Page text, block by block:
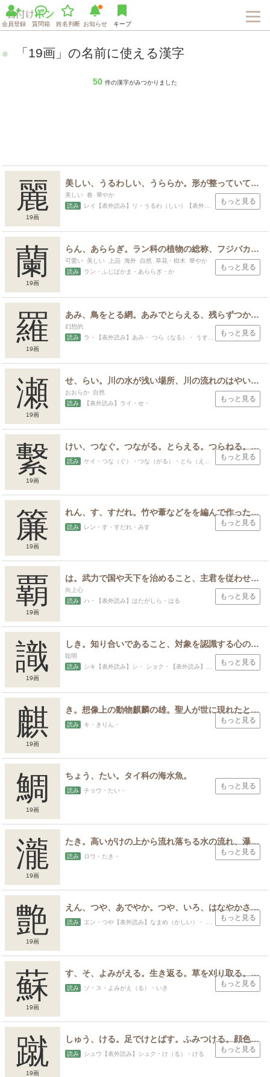
会員登録 質問箱 姓名判断 お知らせ キープ
「19画」の名前に使える漢字
50 件の漢字がみつかりました
麗
19画
美しい、うるわしい、うららか。形が整っていて美しい。かわいらしい。連なる、並ぶ。仲が良い、親しい。そろい、そろう、対になる。
美しい 春 華やか
読み
レイ【表外読み】リ・うるわ（しい）【表外読み】うら（ら）・ うら（らか）・ なら（ぶ）・ つら（なる）・あき・あきら・うらら・うらら・つぐ・つら・よし・より・れ・かず
もっと見る
蘭
19画
らん、あららぎ。ラン科の植物の総称、フジバカマの古名、家紋のひとつ、オランダの略語。蘭のように立派で気品のあるさまを指す。
可愛い 美しい 上品 海外 自然 草花・樹木 華やか
読み
ラン・ふじばかま・あららぎ・か
もっと見る
羅
19画
あみ、鳥をとる網。あみでとらえる、残らずつかみとる。連なる、並べる。薄い絹の織物、うすもの。
幻想的
読み
ラ・【表外読み】あみ・ つら（なる）・ うすぎぬ・
もっと見る
瀬
19画
せ、らい。川の水が浅い場所、川の流れのはやい場所、海流の流れ、置かれている立場、機会、場合、そのところ、おだやかで雄大なもののたとえ。
おおらか 自然
読み
【表外読み】ライ・せ・
もっと見る
繫
19画
けい、つなぐ。つながる。とらえる。つらねる。かける。つるす。かかる。かかわる。きずな。つな。ひも。
読み ケイ・つな（ぐ）・つな（がる）・とら（える）・か（かる）・きずな・
もっと見る
スポンサードリンク
簾
19画
れん、す、すだれ。竹や葦などをを編んで作ったとばりのこと。
読み レン・す・すだれ・みす
もっと見る
覇
19画
は。武力で国や天下を治めること、主君を従わせること、競技などで優勝すること、ある範囲内での首領、旗頭。
向上心
読み
ハ・【表外読み】はたがしら・はる
もっと見る
識
19画
しき。知り合いであること、対象を認識する心の働き、仏教の認識論や存在論の基本概念、序文などの署名の下にもちいる言葉。
聡明
読み
シキ【表外読み】シ・ ショク・【表外読み】し（る）・ しる（す）・さと・さとし・さとる・つね・のり
もっと見る
麒
19画
き。想像上の動物麒麟の雄。聖人が世に現れたときに姿をみせるとされる。
読み キ・きりん・
もっと見る
鯛
19画
ちょう、たい。タイ科の海水魚。
読み チョウ・たい・
もっと見る
瀧
19画
たき。高いがけの上から流れ落ちる水の流れ、瀑布、夏の季語、川の流れが急な場所、急流、姓名のひとつ。
読み ロウ・たき・
もっと見る
艶
19画
えん、つや、あでやか。つや、いろ、はなやかさ。あでやか、なまめかしい、美しい。うらやむ、したがう、好む。男女の情事に関するもの。
読み エン・つや【表外読み】なまめ（かしい）・ あで（やか）・ うらや（む）・え・おお・もろ・よし
もっと見る
蘇
19画
す、そ、よみがえる。生き返る。草を刈り取る。目が覚める。鳥の尾で作った垂れ飾り。紫蘇にもちいる文字。
読み ソ・ス・よみがえ（る）・いき
もっと見る
蹴
19画
しゅう、ける。足でけとばす。ふみつける。顔色を変える、つつしむ。申し出を断る、拒絶する。
読み シュウ【表外読み】シュク・け（る）・ける
もっと見る